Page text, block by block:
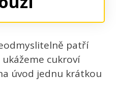
patří
cukroví
úvod jednu krátkou